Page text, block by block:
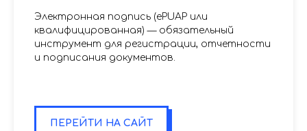
Электронная подпись (ePUAP или
квалифицированная) — обязательный
инструмент для регистрации, отчетности
и подписания документов.
ПЕРЕЙТИ НА САЙТ